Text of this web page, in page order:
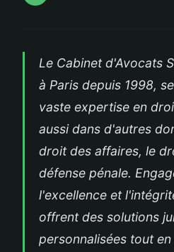
Le Cabinet d'Avocats
à Paris depuis 1998,
vaste expertise en
aussi dans d'autres
droit des affaires, le
défense pénale.
l'excellence et
offrent des solutions
personnalisées tout